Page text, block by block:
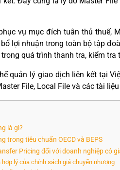
vụ mục đích tuân thủ thuế,
lợi nhuận trong toàn bộ tập
quá trình thanh tra, kiểm tra
quản lý giao dịch liên kết tại
File, Local File và các tài
là gì?
trong tiêu chuẩn OECD và BEPS
Pricing đối với doanh nghiệp có
lý của chính sách giá chuyển nhượng